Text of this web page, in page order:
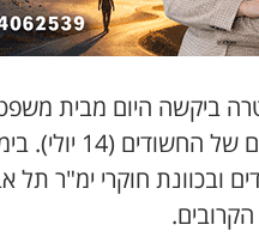
ביקשה היום מבית
מעצרם של
ובכוונת חוקרי ימ"ר